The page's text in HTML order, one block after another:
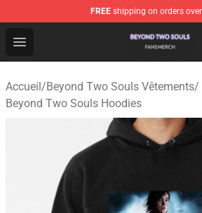
FREE shipping on orders
Open menu
Beyond Two Souls Shop -
Accueil/Beyond Two Souls Vêtements/
Beyond Two Souls Hoodies